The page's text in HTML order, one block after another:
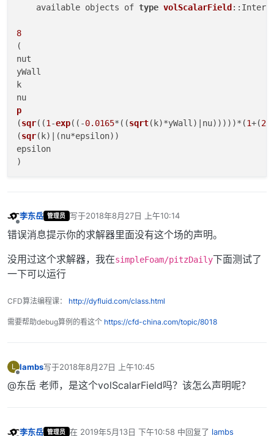
    available objects of
type volScalarField
8
(
nut
yWall
k
p
(sqr((1 -exp((-0.0165*((sqrt(k)*yWall)|nu)))))*(1+(
(sqr(k)|(nu*epsilon))
epsilon
)
in file /home/ubuntu/OpenFOAM/OpenFOAM-
FOAM aborting
#0
  Foam::error::
printStack (Foam::Ostream&) at ??:?
# 1
  Foam::error::
#3
# 4
  Foam::epsilonWallFunctionFvPatchScalarField::
  Foam::epsilonWallFunctionFvPatchScalarField::
#8
#9
  ? at ??:?
#10
  __libc_start_main
"/lib/x86_64-linux-gnu/
李东岳 管理员 写于2018年8月27日 上午10:14
最后由 编辑
错误消息提示你的求解器里面没有这个场的声明。
没用过这个求解器，我在simpleFoam/pitzDaily下面测试了
一下可以运行
CFD算法编程课： http://dyfluid.com/class.html
需要帮助debug算例的看这个 https://cfd-china.com/topic/8018
L
离线
lambs写于2018年8月27日 上午10:45
最后由 编辑
@东岳 老师，是这个volScalarField吗？该怎么声明呢？
李东岳 管理员 在 2019年5月13日 下午10:58中回复了 lambs